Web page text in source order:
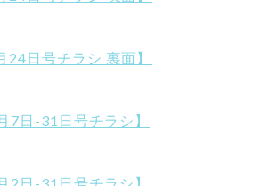
24日号チラシ 裏面】
7日-31日号チラシ】